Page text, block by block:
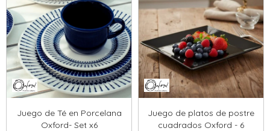
Juego de Té en Porcelana
Oxford- Set x6
Juego de platos de postre
cuadrados Oxford - 6